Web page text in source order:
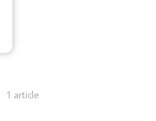
1 article